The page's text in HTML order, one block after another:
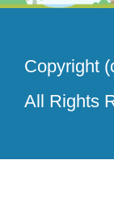
Copyright
All Rights